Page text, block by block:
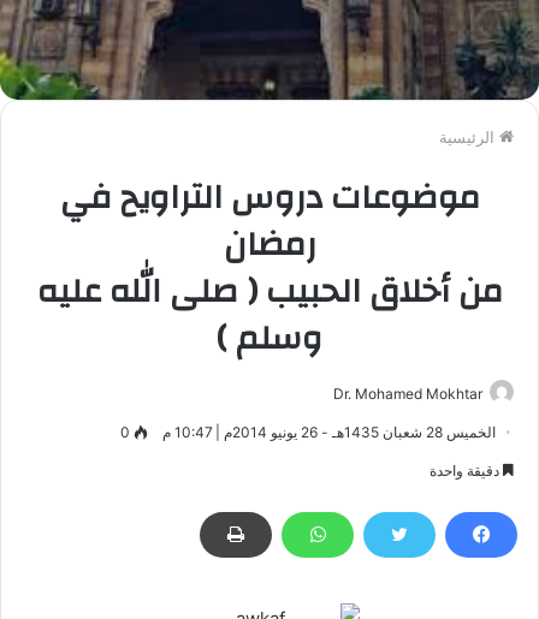
الرئيسية
موضوعات دروس التراويح في
رمضان
من أخلاق الحبيب ( صلى الله عليه
وسلم )
Dr. Mohamed Mokhtar
الخميس 28 شعبان 1435هـ - 26 يونيو 2014م | 10:47 م 0
دقيقة واحدة